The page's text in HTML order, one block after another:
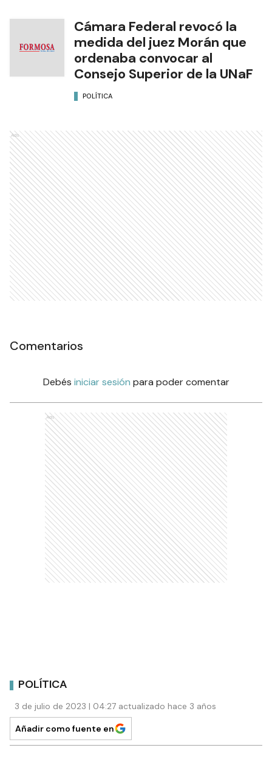
Cámara Federal revocó la
medida del juez Morán que
ordenaba convocar al
Consejo Superior de la UNaF
POLÍTICA
Ads
Comentarios
Debés iniciar sesión para poder comentar
Ads
POLÍTICA
3 de julio de 2023 | 04:27 actualizado hace 3 años
Añadir como fuente en